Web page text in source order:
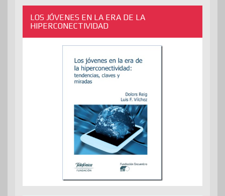
LOS JÓVENES EN LA ERA DE LA
HIPERCONECTIVIDAD